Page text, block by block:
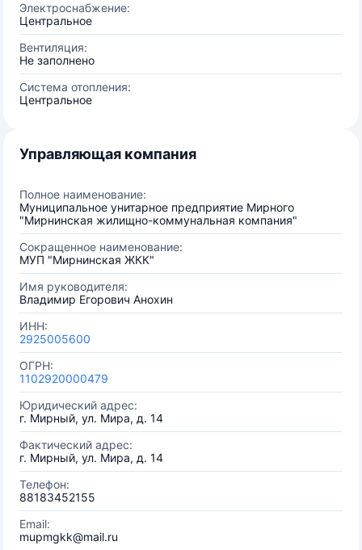
Электроснабжение:
Центральное
Вентиляция:
Не заполнено
Система отопления:
Центральное
Управляющая компания
Полное наименование:
Муниципальное унитарное предприятие Мирного
"Мирнинская жилищно-коммунальная компания"
Сокращенное наименование:
МУП "Мирнинская ЖКК"
Имя руководителя:
Владимир Егорович Анохин
ИНН:
2925005600
ОГРН:
1102920000479
Юридический адрес:
г. Мирный, ул. Мира, д. 14
Фактический адрес:
г. Мирный, ул. Мира, д. 14
Телефон:
88183452155
Email:
mupmgkk@mail.ru